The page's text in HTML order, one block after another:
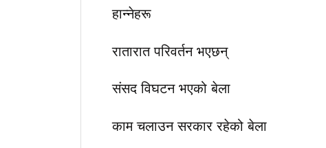
हान्नेहरू
रातारात परिवर्तन भएछन्
संसद विघटन भएको बेला
काम चलाउन सरकार रहेको बेला